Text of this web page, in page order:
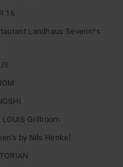
16
Landhaus Severin*s
LOUIS Grillroom
by Nils Henkel